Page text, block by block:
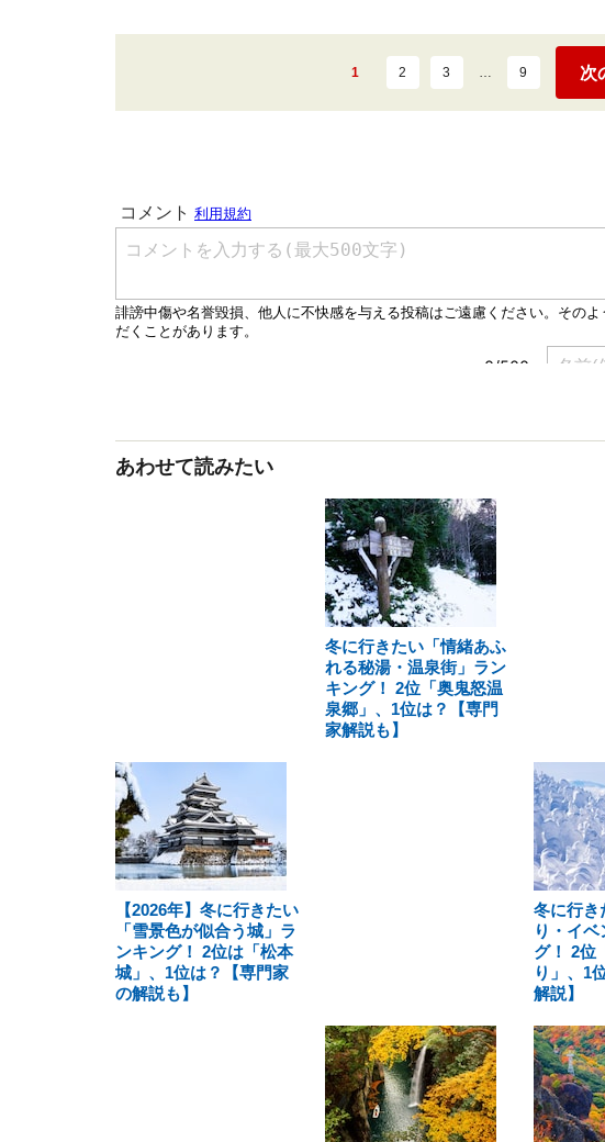
1 2 3 … 9 次
あわせて読みたい
冬に行きたい「情緒あふ
れる秘湯・温泉街」ラン
キング！ 2位「奥鬼怒温
泉郷」、1位は？【専門
家解説も】
【2026年】冬に行きたい
「雪景色が似合う城」ラ
ンキング！ 2位は「松本
城」、1位は？【専門家
の解説も】
冬に行き
り・イ
グ！ 2位
り」、1
解説】